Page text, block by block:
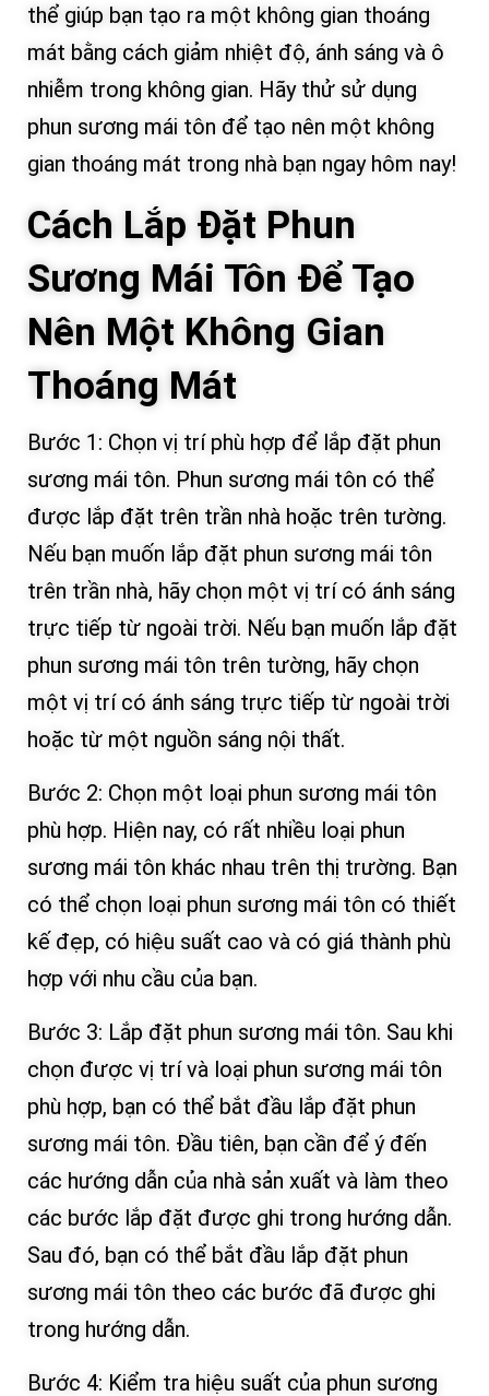
thể giúp bạn tạo ra một không gian thoáng
mát bằng cách giảm nhiệt độ, ánh sáng và ô
nhiễm trong không gian. Hãy thử sử dụng
phun sương mái tôn để tạo nên một không
gian thoáng mát trong nhà bạn ngay hôm nay!
Cách Lắp Đặt Phun
Sương Mái Tôn Để Tạo
Nên Một Không Gian
Thoáng Mát
Bước 1: Chọn vị trí phù hợp để lắp đặt phun
sương mái tôn. Phun sương mái tôn có thể
được lắp đặt trên trần nhà hoặc trên tường.
Nếu bạn muốn lắp đặt phun sương mái tôn
trên trần nhà, hãy chọn một vị trí có ánh sáng
trực tiếp từ ngoài trời. Nếu bạn muốn lắp đặt
phun sương mái tôn trên tường, hãy chọn
một vị trí có ánh sáng trực tiếp từ ngoài trời
hoặc từ một nguồn sáng nội thất.
Bước 2: Chọn một loại phun sương mái tôn
phù hợp. Hiện nay, có rất nhiều loại phun
sương mái tôn khác nhau trên thị trường. Bạn
có thể chọn loại phun sương mái tôn có thiết
kế đẹp, có hiệu suất cao và có giá thành phù
hợp với nhu cầu của bạn.
Bước 3: Lắp đặt phun sương mái tôn. Sau khi
chọn được vị trí và loại phun sương mái tôn
phù hợp, bạn có thể bắt đầu lắp đặt phun
sương mái tôn. Đầu tiên, bạn cần để ý đến
các hướng dẫn của nhà sản xuất và làm theo
các bước lắp đặt được ghi trong hướng dẫn.
Sau đó, bạn có thể bắt đầu lắp đặt phun
sương mái tôn theo các bước đã được ghi
trong hướng dẫn.
Bước 4: Kiểm tra hiệu suất của phun sương